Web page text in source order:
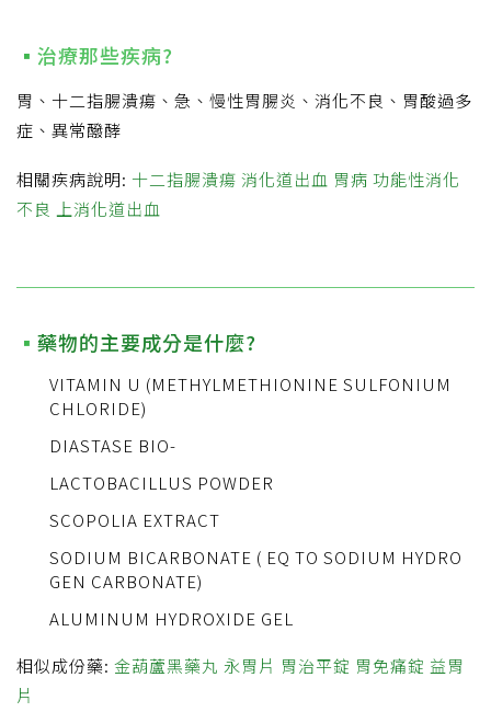
治療那些疾病?
胃、十二指腸潰瘍、急、慢性胃腸炎、消化不良、胃酸過多
症、異常醱酵
相關疾病說明: 十二指腸潰瘍 消化道出血 胃病 功能性消化
不良 上消化道出血
藥物的主要成分是什麼?
VITAMIN U (METHYLMETHIONINE SULFONIUM
CHLORIDE)
DIASTASE BIO-
LACTOBACILLUS POWDER
SCOPOLIA EXTRACT
SODIUM BICARBONATE ( EQ TO SODIUM HYDRO
GEN CARBONATE)
ALUMINUM HYDROXIDE GEL
相似成份藥: 金葫蘆黑藥丸 永胃片 胃治平錠 胃免痛錠 益胃
片